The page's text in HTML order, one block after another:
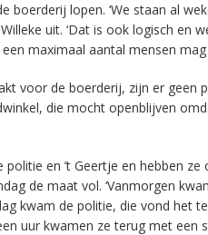
lopen. ‘We staan al
uit. ‘Dat is ook logisch en
maximaal aantal mensen mag
voor de boerderij, zijn er geen
die mocht openblijven
en ’t Geertje en hebben
de maat vol. ‘Vanmorgen
kwam de politie, die vond het
uur kwamen ze terug met